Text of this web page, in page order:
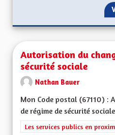
Autorisation du
sécurité sociale
Nathan Bauer
Mon Code postal (67110) :
de régime de sécurité
Filtrer les résultats de la
Les services publics en